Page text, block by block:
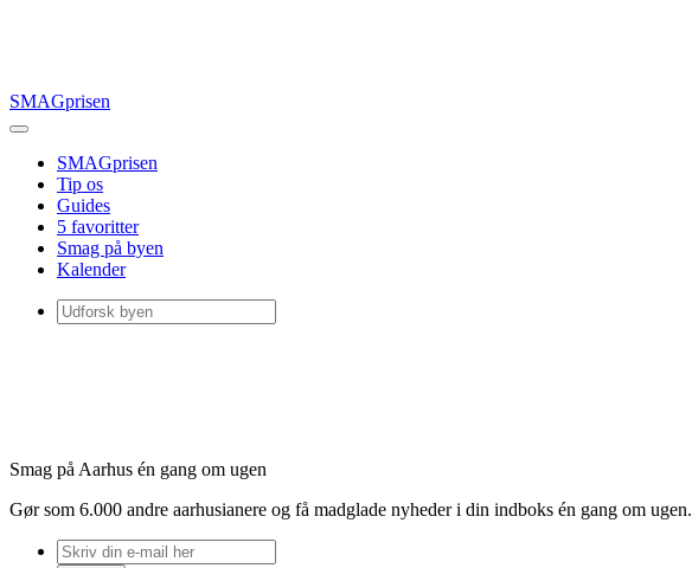
SMAGprisen
SMAGprisen
Tip os
Guides
5 favoritter
Smag på byen
Kalender
Smag på Aarhus én gang om ugen
Gør som 6.000 andre aarhusianere og få madglade nyheder i din indboks én gang om ugen.